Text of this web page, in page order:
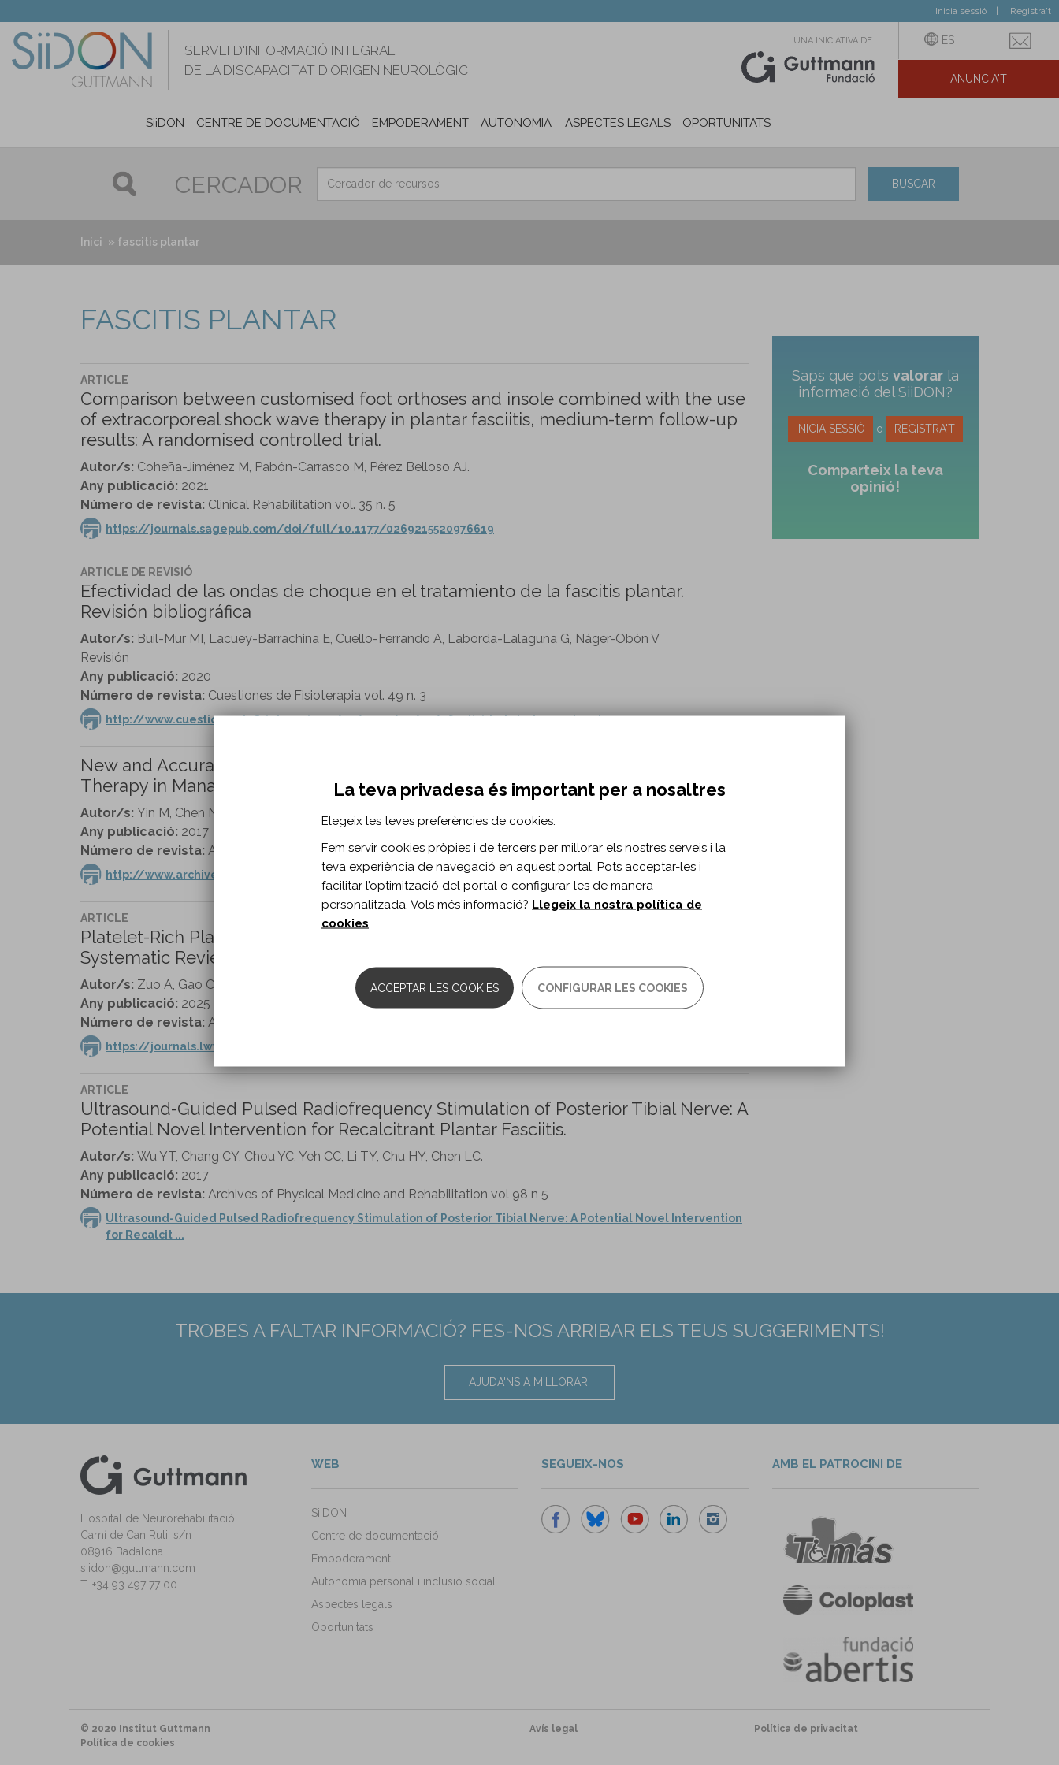
contingut
Inicia sessió Registra't
SERVEI D'INFORMACIÓ INTEGRAL
DE LA DISCAPACITAT D'ORIGEN NEUROLÒGIC
UNA INICIATIVA DE: ES
ANUNCIA'T
SiiDON CENTRE DE DOCUMENTACIÓ EMPODERAMENT AUTONOMIA PERSONAL I INCLUSIÓ SOCIAL
ASPECTES LEGALS OPORTUNITATS
CERCADOR BUSCAR
Inici fascitis plantar
FASCITIS PLANTAR
ARTICLE
Comparison between customised foot orthoses and insole combined with the use
of extracorporeal shock wave therapy in plantar fasciitis, medium-term follow-up
results: A randomised controlled trial.
Autor/s: Coheña-Jiménez M, Pabón-Carrasco M, Pérez Belloso AJ.
Any publicació: 2021
Número de revista: Clinical Rehabilitation vol. 35 n. 5
https://journals.sagepub.com/doi/full/10.1177/0269215520976619
ARTICLE DE REVISIÓ
Efectividad de las ondas de choque en el tratamiento de la fascitis plantar.
Revisión bibliográfica
Autor/s: Buil-Mur MI, Lacuey-Barrachina E, Cuello-Ferrando A, Laborda-Lalaguna G, Náger-Obón V
Revisión
Any publicació: 2020
Número de revista: Cuestiones de Fisioterapia vol. 49 n. 3
http://www.cuestionesdefisioterapia.es/es/2020/09/01/efectividad-de-las-ondas-de…
New and Accurate Predictive Model for the Efficacy of Extracorporeal Shock Wave
Therapy in Managing Patients With Chronic Plantar Fasciitis.
Autor/s: Yin M, Chen N, Huang Q, Marla AS, Ma J, Ye J, Mo W.
Any publicació: 2017
Número de revista: Archives of Physical Medicine and Rehabilitation vol 98 n 12
http://www.archives-pmr.org/article/S0003-9993(17)30397-0/fulltext
ARTICLE
Platelet-Rich Plasma Versus Corticosteroids in the Treatment of Plantar Fasciitis: A
Systematic Review and Meta-analysis.
Autor/s: Zuo A, Gao C, Jia Q, Zhang M, Fu T, Li T, Wang L.
Any publicació: 2025
Número de revista: American Journal of Physical Medicine & Rehabilitation vol. 104 n. 7
https://journals.lww.com/ajpmr/fulltext/2025/07000/platelet_rich_plasma_versus_c…
ARTICLE
Ultrasound-Guided Pulsed Radiofrequency Stimulation of Posterior Tibial Nerve: A
Potential Novel Intervention for Recalcitrant Plantar Fasciitis.
Autor/s: Wu YT, Chang CY, Chou YC, Yeh CC, Li TY, Chu HY, Chen LC.
Any publicació: 2017
Número de revista: Archives of Physical Medicine and Rehabilitation vol 98 n 5
Ultrasound-Guided Pulsed Radiofrequency Stimulation of Posterior Tibial Nerve: A Potential Novel Intervention
for Recalcit ...
Saps que pots valorarla
informació del SiiDON?
INICIA SESSIÓ o REGISTRA'T
Comparteix la teva
opinió!
TROBES A FALTAR INFORMACIÓ? FES-NOS ARRIBAR ELS TEUS SUGGERIMENTS!
AJUDA'NS A MILLORAR!
Hospital de Neurorehabilitació
Camí de Can Ruti, s/n
08916 Badalona
siidon@guttmann.com
T. +34 93 497 77 00
WEB
SiiDON
Centre de documentació
Empoderament
Autonomia personal i inclusió social
Aspectes legals
Oportunitats
SEGUEIX-NOS AMB EL PATROCINI DE
© 2020 Institut Guttmann Avís legal
Política de privacitat
Política de cookies
La teva privadesa és important per a nosaltres
Elegeix les teves preferències de cookies.
Fem servir cookies pròpies i de tercers per millorar els nostres serveis i la
teva experiència de navegació en aquest portal. Pots acceptar-les i
facilitar l’optimització del portal o configurar-les de manera
personalitzada. Vols més informació? Llegeix la nostra política de
cookies
ACCEPTAR LES COOKIES CONFIGURAR LES COOKIES